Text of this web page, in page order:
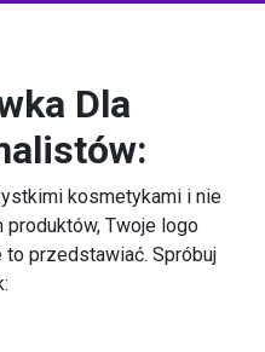
Dla
kosmetykami i nie
Twoje logo
to przedstawiać. Spróbuj